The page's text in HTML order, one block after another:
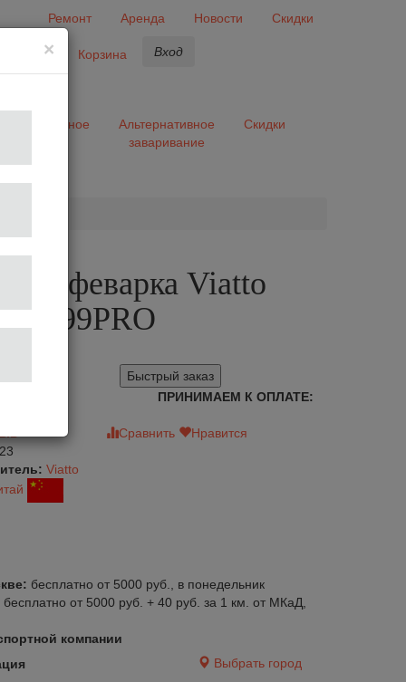
Ремонт Аренда Новости Скидки
Корзина Вход
Разное
Альтернативное
заваривание
Скидки
кофеварка Viatto
Быстрый заказ
ПРИНИМАЕМ К ОПЛАТЕ:
Сравнить
Нравится
Viatto
бесплатно от 5000 руб., в понедельник
бесплатно от 5000 руб. + 40 руб. за 1 км. от МКаД,
компании
Выбрать город
×